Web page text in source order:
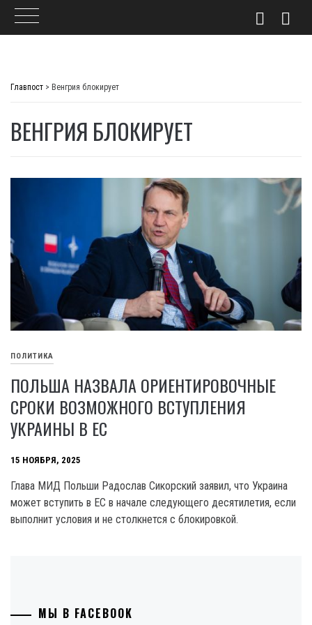
Главпост > Венгрия блокирует
ВЕНГРИЯ БЛОКИРУЕТ
ПОЛИТИКА
ПОЛЬША НАЗВАЛА ОРИЕНТИРОВОЧНЫЕ
СРОКИ ВОЗМОЖНОГО ВСТУПЛЕНИЯ
УКРАИНЫ В ЕС
15 НОЯБРЯ, 2025
Глава МИД Польши Радослав Сикорский заявил, что Украина
может вступить в ЕС в начале следующего десятилетия, если
выполнит условия и не столкнется с блокировкой.
МЫ В FACEBOOK